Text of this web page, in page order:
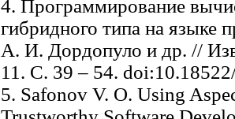
4. Программирование
гибридного типа на языке
А. И. Дордопуло и др. //
11. C. 39 – 54.
5. Safonov V. O. Using